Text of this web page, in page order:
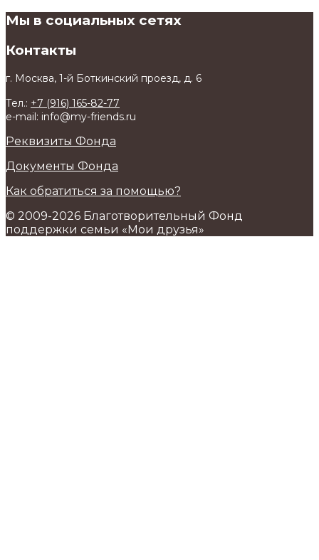
Мы в социальных сетях
Контакты
г. Москва, 1-й Боткинский проезд, д. 6
Тел.: +7 (916) 165-82-77
e-mail: info@my-friends.ru
Реквизиты Фонда
Документы Фонда
Как обратиться за помощью?
© 2009-2026 Благотворительный Фонд
поддержки семьи «Мои друзья»